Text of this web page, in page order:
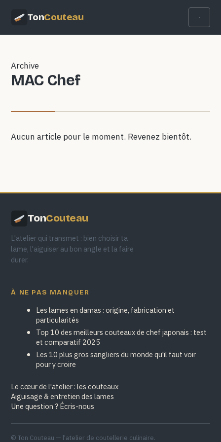
TonCouteau
Archive
MAC Chef
Aucun article pour le moment. Revenez bientôt.
TonCouteau
L'atelier qui transmet : bien choisir ta
lame, l'aiguiser au bon angle et la faire
durer.
À NE PAS MANQUER
Les lames en damas : origine, fabrication et
particularités
Top 10 des meilleurs couteaux de chef japonais : test
et comparatif 2025
Les 10 plus gros sangliers du monde qu'il faut voir
pour y croire
Le cœur de l'atelier : les couteaux
Aiguisage & entretien des lames
Une question ? Écris-nous
© Ton Couteau — l'atelier de coutellerie culinaire.